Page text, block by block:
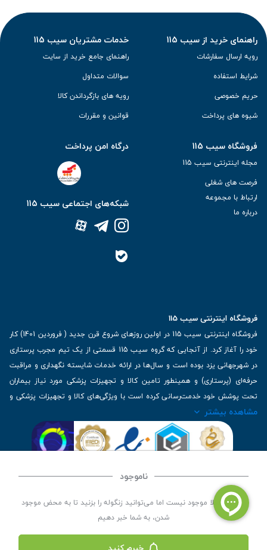
ناموجود
این کالا فعلا موجود نیست اما می‌توانید زنگوله را بزنید تا به محض موجود
شدن، به شما خبر دهیم
راهنمای خرید از سیب 115
رویه ارسال سفارشات
شرایط استفاده
حریم خصوصی
شیوه های پرداخت
خدمات مشتریان سیب 115
راهنمای جامع خرید از سایت
سوالات متداول
رویه های بازگرداندن کالا
قوانین و مقررات
فروشگاه سیب 115
مجله اینترنتی سیب 115
فرصت های شغلی
ارتباط با مجموعه
درباره ما
درگاه امن پرداخت
شبکه‌های اجتماعی سیب 115
فروشگاه اینترنتی سیب 115
فروشگاه اینترنتی سیب 115 در اولین روزهای شروع قرن جدید ( فروردین 1401) کار
خود را آغاز کرد. از آنجایی که گروه سیب 115 قسمتی از یک تیم مجرب پرستاری
در شهرجهانی یزد بوده است و سال‌ها در ارائه خدمات شایسته نگهداری و مراقبت
حرفه‌ای (پرستاری) و همینطور تامین کالا و تجهیزات پزشکی مورد نیاز بیماران
تحت پوشش خود خدمت‌رسانی کرده است با ویژگی‌های کالا و تجهیزات پزشکی و
برترین برندهای موجود در بازار اطلاعات بسیار ارزشمندی را دارا می‌باشد
| تلفن تماس : 36333383-035 | ایمیل: Info@Sib115.com
مشاهده بیشتر
کلیه حقوق این سایت متعلق به سیب 115 ( فروشگاه لوازم پزشکی سیب 115 ) است، توسعه و
کدنویسی توسطسپکام سیستم